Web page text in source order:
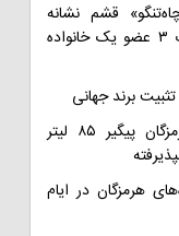
قشم نشانه
استیصال دشمن است/ شهادت ۳ عضو یک خانواده
برند جهانی
نماینده مجلس: استاندار هرمزگان پیگیر ۸۵ لیتر
هرمزگان در ایام